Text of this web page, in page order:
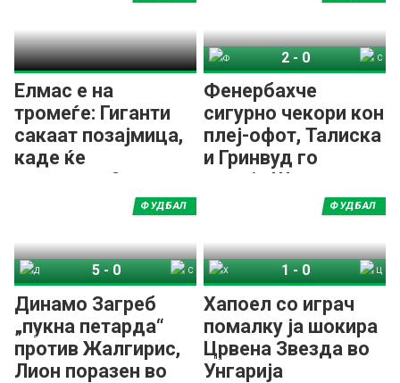
Елмас e на
тромеѓе: Гиганти
сакаат позајмица,
каде ќе
продолжи?
Фенербахче
сигурно чекори кон
плеј-офот, Талиска
и Гринвуд го
решија Штурм
2 - 0
Динамо Загреб
„пукна петарда“
против Жалгирис,
Лион поразен во
ФУДБАЛ
5-0
Хапоел со играч
помалку ја шокира
Црвена Звезда во
Унгарија
ФУДБАЛ
1-0